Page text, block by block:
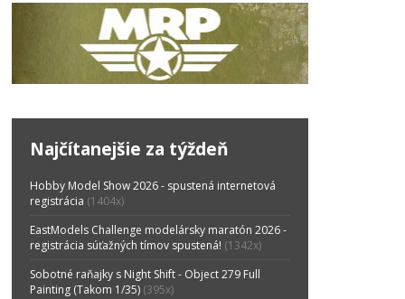
Najčítanejšie za týždeň
Hobby Model Show 2026 - spustená internetová
registrácia (1404x)
EastModels Challenge modelársky maratón 2026 -
registrácia súťažných tímov spustená! (1342x)
Sobotné raňajky s Night Shift - Object 279 Full
Painting (Takom 1/35) (395x)